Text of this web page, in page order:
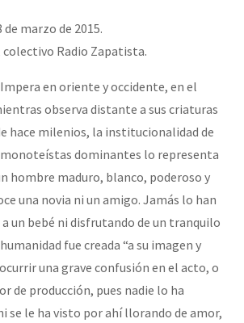
de marzo de 2015.
colectivo Radio Zapatista.
en oriente y occidente, en el
observa distante a sus criaturas
hace milenios, la institucionalidad de
dominantes lo representa
hombre maduro, blanco, poderoso y
una novia ni un amigo. Jamás lo han
un bebé ni disfrutando de un tranquilo
fue creada “a su imagen y
una grave confusión en el acto, o
de producción, pues nadie lo ha
se le ha visto por ahí llorando de amor,